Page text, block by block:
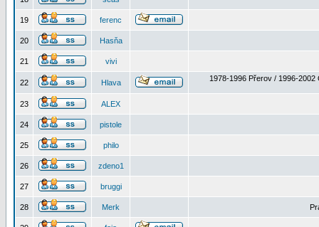
19 ferenc
20 Hasňa
21 vivi
22 Hlava 1978-1996 Přerov / 1996-2002
23 ALEX
24 pistole
25 philo
26 zdeno1
27 bruggi
28 Merk